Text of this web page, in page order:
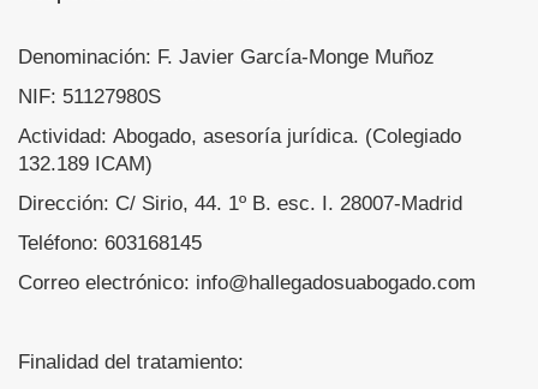
Denominación: F. Javier García-Monge Muñoz
NIF: 51127980S
Actividad: Abogado, asesoría jurídica. (Colegiado
132.189 ICAM)
Dirección: C/ Sirio, 44. 1º B. esc. I. 28007-Madrid
Teléfono: 603168145
Correo electrónico: info@hallegadosuabogado.com
Finalidad del tratamiento: